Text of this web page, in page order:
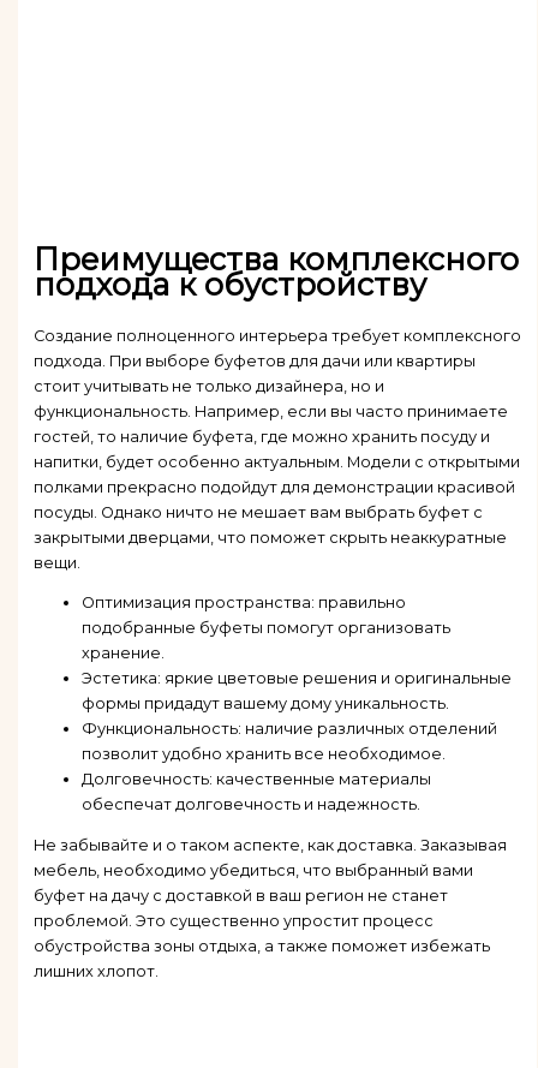
Преимущества комплексного
подхода к обустройству
Создание полноценного интерьера требует комплексного
подхода. При выборе буфетов для дачи или квартиры
стоит учитывать не только дизайнера, но и
функциональность. Например, если вы часто принимаете
гостей, то наличие буфета, где можно хранить посуду и
напитки, будет особенно актуальным. Модели с открытыми
полками прекрасно подойдут для демонстрации красивой
посуды. Однако ничто не мешает вам выбрать буфет с
закрытыми дверцами, что поможет скрыть неаккуратные
вещи.
Оптимизация пространства: правильно
подобранные буфеты помогут организовать
хранение.
Эстетика: яркие цветовые решения и оригинальные
формы придадут вашему дому уникальность.
Функциональность: наличие различных отделений
позволит удобно хранить все необходимое.
Долговечность: качественные материалы
обеспечат долговечность и надежность.
Не забывайте и о таком аспекте, как доставка. Заказывая
мебель, необходимо убедиться, что выбранный вами
буфет на дачу с доставкой в ваш регион не станет
проблемой. Это существенно упростит процесс
обустройства зоны отдыха, а также поможет избежать
лишних хлопот.